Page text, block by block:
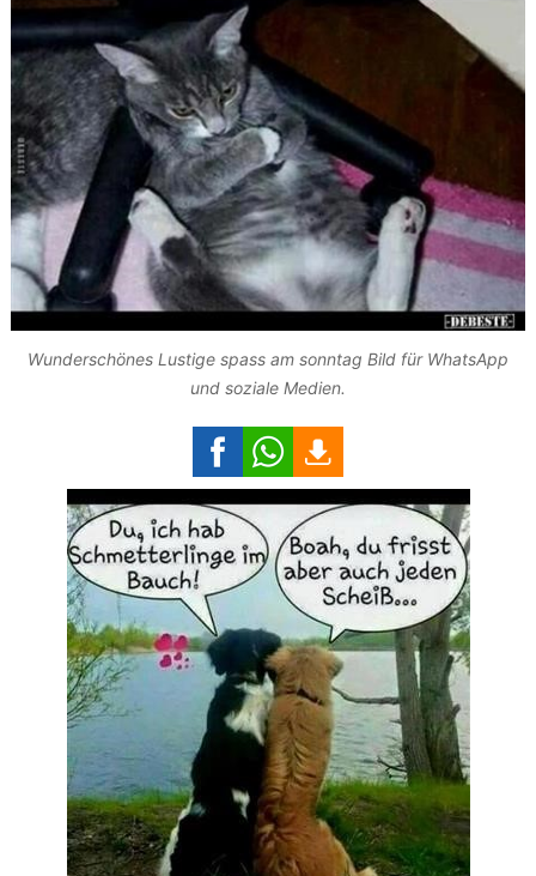
Wunderschönes Lustige spass am sonntag Bild für WhatsApp
und soziale Medien.